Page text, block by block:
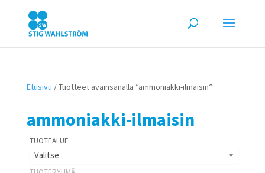
Etusivu / Tuotteet avainsanalla “ammoniakki-ilmaisin”
ammoniakki-ilmaisin
Valitse